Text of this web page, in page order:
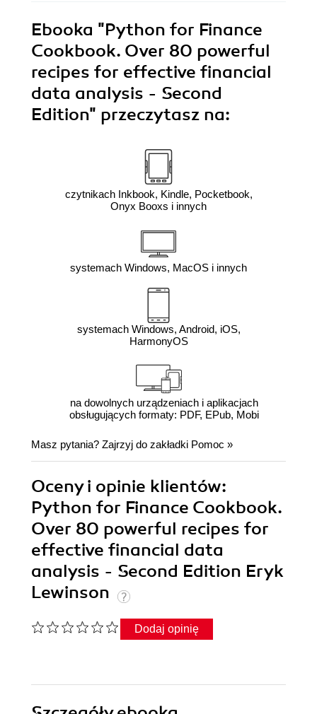
Ebooka "Python for Finance
Cookbook. Over 80 powerful
recipes for effective financial
data analysis - Second
Edition" przeczytasz na:
czytnikach Inkbook, Kindle, Pocketbook,
Onyx Booxs i innych
systemach Windows, MacOS i innych
systemach Windows, Android, iOS,
HarmonyOS
na dowolnych urządzeniach i aplikacjach
obsługujących formaty: PDF, EPub, Mobi
Masz pytania? Zajrzyj do zakładki Pomoc »
Oceny i opinie klientów:
Python for Finance Cookbook.
Over 80 powerful recipes for
effective financial data
analysis - Second Edition Eryk
Lewinson
Dodaj opinię